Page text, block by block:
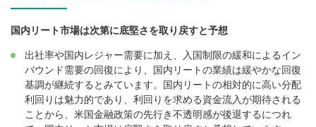
国内リート市場は次第に底堅さを取り戻すと予想
出社率や国内レジャー需要に加え、入国制限の緩和によるイン
バウンド需要の回復により、国内リートの業績は緩やかな回復
基調が継続するとみています。国内リートの相対的に高い分配
利回りは魅力的であり、利回りを求める資金流入が期待される
ことから、米国金融政策の先行き不透明感が後退するにつれ